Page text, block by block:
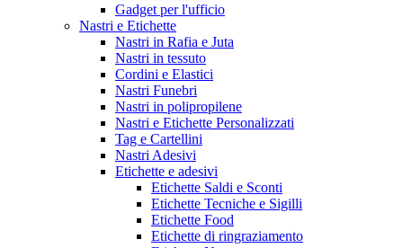
Gadget per l'ufficio
Nastri e Etichette
Nastri in Rafia e Juta
Nastri in tessuto
Cordini e Elastici
Nastri Funebri
Nastri in polipropilene
Nastri e Etichette Personalizzati
Tag e Cartellini
Nastri Adesivi
Etichette e adesivi
Etichette Saldi e Sconti
Etichette Tecniche e Sigilli
Etichette Food
Etichette di ringraziamento